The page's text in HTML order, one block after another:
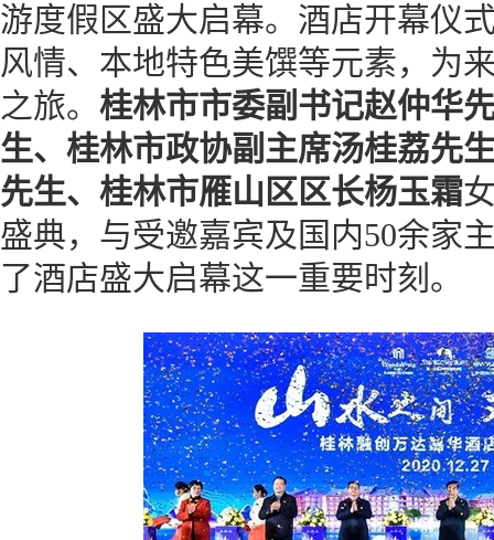
游度假区盛大启幕。酒店开幕仪
风情、本地特色美馔等元素，为
之旅。 桂林市市委副书记赵仲华
生、桂林市政协副主席汤桂荔先
先生、桂林市雁山区区长杨玉霜
盛典，与受邀嘉宾及国内50余家
了酒店盛大启幕这一重要时刻。